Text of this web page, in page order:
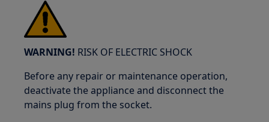
WARNING! RISK OF ELECTRIC SHOCK
Before any repair or maintenance operation,
deactivate the appliance and disconnect the
mains plug from the socket.